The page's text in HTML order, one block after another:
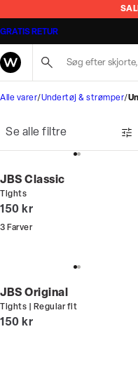
GRATIS RETUR
Alle varer Undertøj & strømper
Se alle filtre
JBS Classic
Tights
I alt (inkl. rabat)
150 kr
3 Farver
JBS Original
Tights | Regular fit
I alt (inkl. rabat)
150 kr